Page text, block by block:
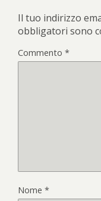
Il tuo indirizzo
obbligatori sono
Commento *
Nome *